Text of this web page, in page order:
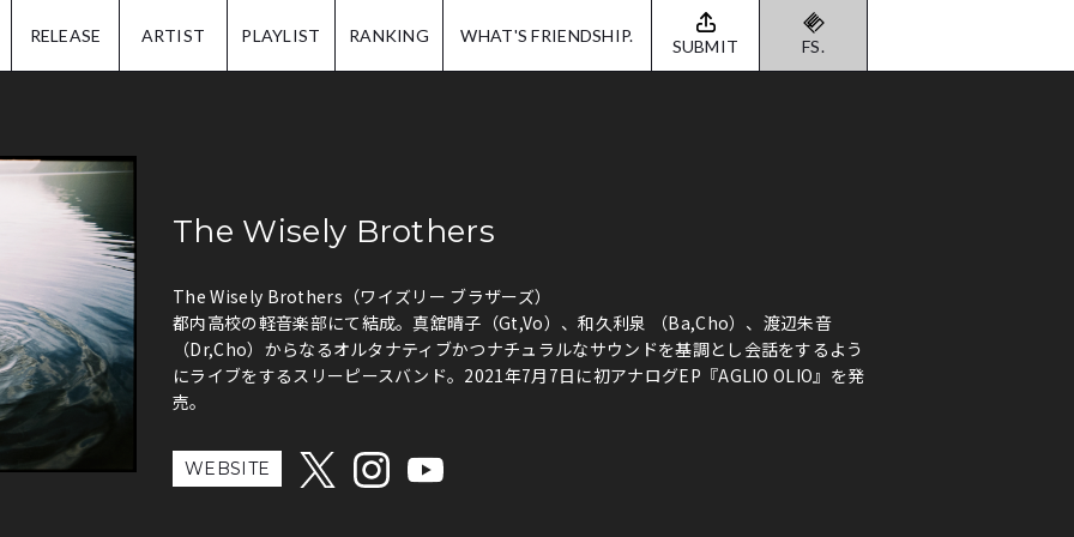
RELEASE ARTIST PLAYLIST RANKING WHAT'S FRIENDSHIP. SUBMIT FS.
The Wisely Brothers
The Wisely Brothers（ワイズリー ブラザーズ）
都内高校の軽音楽部にて結成。真舘晴子（Gt,Vo）、和久利泉 （Ba,Cho）、渡辺朱音
（Dr,Cho）からなるオルタナティブかつナチュラルなサウンドを基調とし会話をするよう
にライブをするスリーピースバンド。2021年7月7日に初アナログEP『AGLIO OLIO』を発
売。
WEBSITE